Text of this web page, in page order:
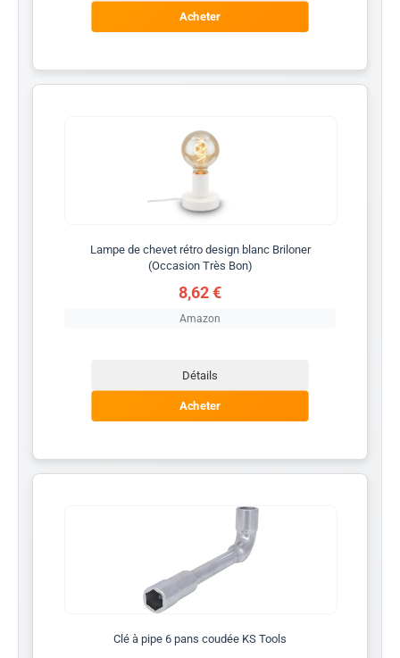
Acheter
Lampe de chevet rétro design blanc Briloner
(Occasion Très Bon)
8,62 €
Amazon
Détails
Acheter
Clé à pipe 6 pans coudée KS Tools